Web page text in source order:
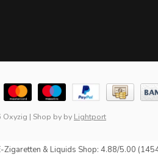
| Shop by by Lightport
Zigaretten & Liquids Shop: 4.88/5.00